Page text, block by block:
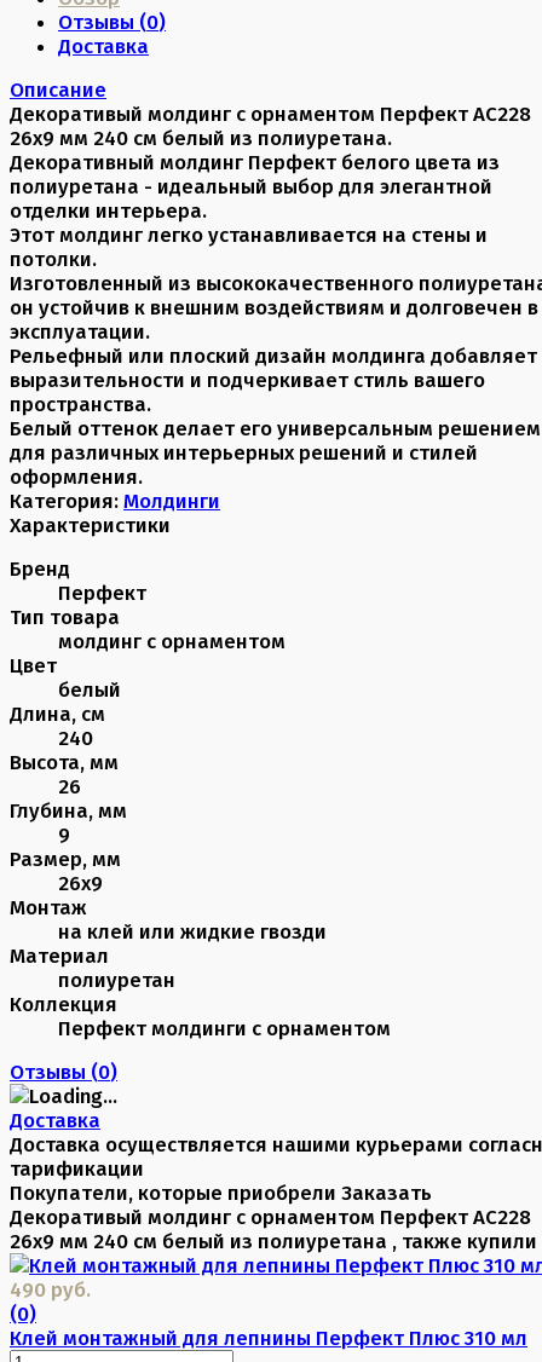
Отзывы (0)
Доставка
Описание
Декоративый молдинг с орнаментом Перфект AC228
26х9 мм 240 см белый из полиуретана.
Декоративный молдинг Перфект белого цвета из
полиуретана - идеальный выбор для элегантной
отделки интерьера.
Этот молдинг легко устанавливается на стены и
потолки.
Изготовленный из высококачественного
он устойчив к внешним воздействиям и долговечен в
эксплуатации.
Рельефный или плоский дизайн молдинга добавляет
выразительности и подчеркивает стиль вашего
пространства.
Белый оттенок делает его универсальным решением
для различных интерьерных решений и стилей
оформления.
Категория: Молдинги
Характеристики
Бренд
Перфект
Тип товара
молдинг с орнаментом
Цвет
белый
Длина, см
240
Высота, мм
26
Глубина, мм
9
Размер, мм
26х9
Монтаж
на клей или жидкие гвозди
Материал
полиуретан
Коллекция
Перфект молдинги с орнаментом
Отзывы (0)
Доставка
Доставка осуществляется нашими курьерами
тарификации
Покупатели, которые приобрели Заказать
Декоративый молдинг с орнаментом Перфект AC228
26х9 мм 240 см белый из полиуретана , также купили
490 руб.
(0)
Клей монтажный для лепнины Перфект Плюс 310 мл